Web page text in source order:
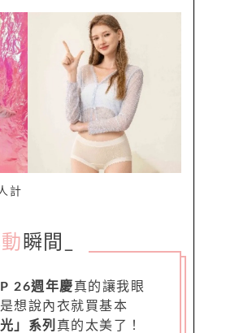
計
瞬間
26週年慶真的讓我眼
想說內衣就買基本
」系列 真的太美了！